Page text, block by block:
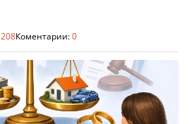
208Коментарии:0